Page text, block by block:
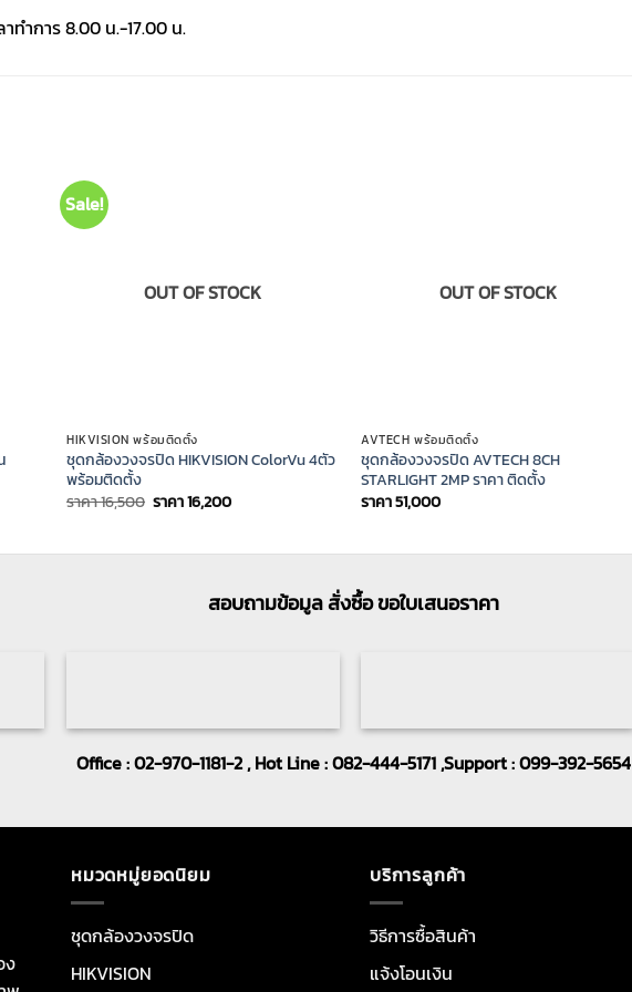
าทำการ 8.00 น.-17.00 น.
Sale!
OUT OF STOCK
HIKVISION พร้อมติดตั้ง
ชุดกล้องวงจรปิด HIKVISION ColorVu 4ตัว
พร้อมติดตั้ง
ราคา16,500 Original
ราคา16,200Current
OUT OF STOCK
AVTECH พร้อมติดตั้ง
ชุดกล้องวงจรปิด AVTECH 8CH
STARLIGHT 2MP ราคา ติดตั้ง
ราคา51,000
สอบถามข้อมูล สั่งซื้อ ขอใบเสนอราคา
Office : 02-970-1181-2 , Hot Line : 082-444-5171 ,Support : 099-392-5654
ง
หมวดหมู่ยอดนิยม
ชุดกล้องวงจรปิด
HIKVISION
บริการลูกค้า
วิธีการซื้อสินค้า
แจ้งโอนเงิน